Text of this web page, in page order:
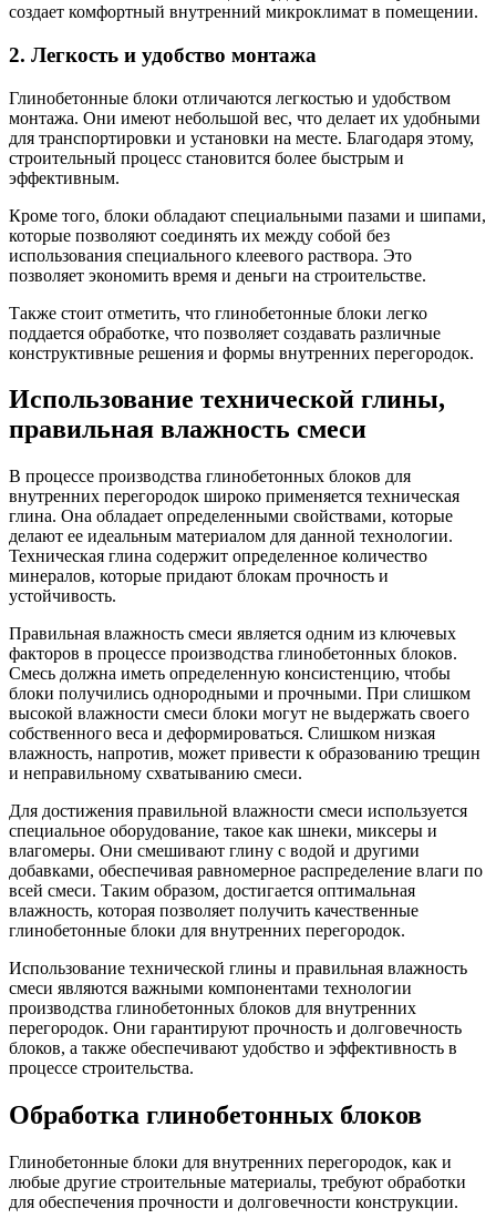
создает комфортный внутренний микроклимат в помещении.
2. Легкость и удобство монтажа
Глинобетонные блоки отличаются легкостью и удобством
монтажа. Они имеют небольшой вес, что делает их удобными
для транспортировки и установки на месте. Благодаря этому,
строительный процесс становится более быстрым и
эффективным.
Кроме того, блоки обладают специальными пазами и шипами,
которые позволяют соединять их между собой без
использования специального клеевого раствора. Это
позволяет экономить время и деньги на строительстве.
Также стоит отметить, что глинобетонные блоки легко
поддается обработке, что позволяет создавать различные
конструктивные решения и формы внутренних перегородок.
Использование технической глины,
правильная влажность смеси
В процессе производства глинобетонных блоков для
внутренних перегородок широко применяется техническая
глина. Она обладает определенными свойствами, которые
делают ее идеальным материалом для данной технологии.
Техническая глина содержит определенное количество
минералов, которые придают блокам прочность и
устойчивость.
Правильная влажность смеси является одним из ключевых
факторов в процессе производства глинобетонных блоков.
Смесь должна иметь определенную консистенцию, чтобы
блоки получились однородными и прочными. При слишком
высокой влажности смеси блоки могут не выдержать своего
собственного веса и деформироваться. Слишком низкая
влажность, напротив, может привести к образованию трещин
и неправильному схватыванию смеси.
Для достижения правильной влажности смеси используется
специальное оборудование, такое как шнеки, миксеры и
влагомеры. Они смешивают глину с водой и другими
добавками, обеспечивая равномерное распределение влаги по
всей смеси. Таким образом, достигается оптимальная
влажность, которая позволяет получить качественные
глинобетонные блоки для внутренних перегородок.
Использование технической глины и правильная влажность
смеси являются важными компонентами технологии
производства глинобетонных блоков для внутренних
перегородок. Они гарантируют прочность и долговечность
блоков, а также обеспечивают удобство и эффективность в
процессе строительства.
Обработка глинобетонных блоков
Глинобетонные блоки для внутренних перегородок, как и
любые другие строительные материалы, требуют обработки
для обеспечения прочности и долговечности конструкции.